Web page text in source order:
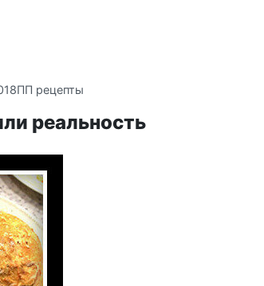
ПП рецепты
реальность